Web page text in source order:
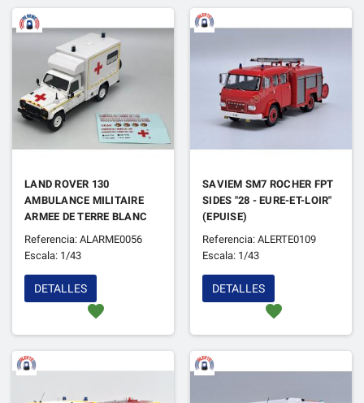
LAND ROVER 130
AMBULANCE MILITAIRE
ARMEE DE TERRE BLANC
(EPUISE)
Referencia: ALARME0056
Escala: 1/43
favorite
DETALLES
SAVIEM SM7 ROCHER FPT
SIDES "28 - EURE-ET-LOIR"
(EPUISE)
Referencia: ALERTE0109
Escala: 1/43
favorite
DETALLES